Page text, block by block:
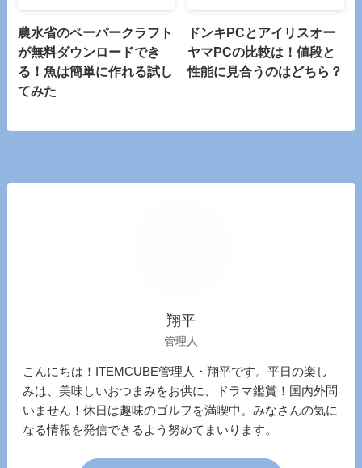
農水省のペーパークラフト
が無料ダウンロードでき
る！魚は簡単に作れる試し
てみた
ドンキPCとアイリスオー
ヤマPCの比較は！値段と
性能に見合うのはどちら？
翔平
管理人
こんにちは！ITEMCUBE管理人・翔平です。平日の楽し
みは、美味しいおつまみをお供に、ドラマ鑑賞！国内外問
いません！休日は趣味のゴルフを満喫中。みなさんの気に
なる情報を発信できるよう努めてまいります。